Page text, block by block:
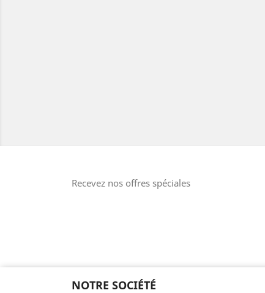
Recevez nos offres spéciales
NOTRE SOCIÉTÉ